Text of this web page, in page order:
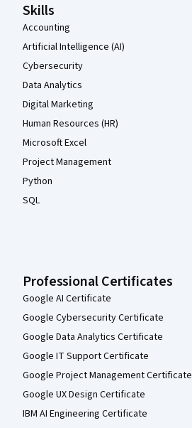
Skills
Accounting
Artificial Intelligence (AI)
Cybersecurity
Data Analytics
Digital Marketing
Human Resources (HR)
Microsoft Excel
Project Management
Python
SQL
Professional Certificates
Google AI Certificate
Google Cybersecurity Certificate
Google Data Analytics Certificate
Google IT Support Certificate
Google Project Management Certificate
Google UX Design Certificate
IBM AI Engineering Certificate